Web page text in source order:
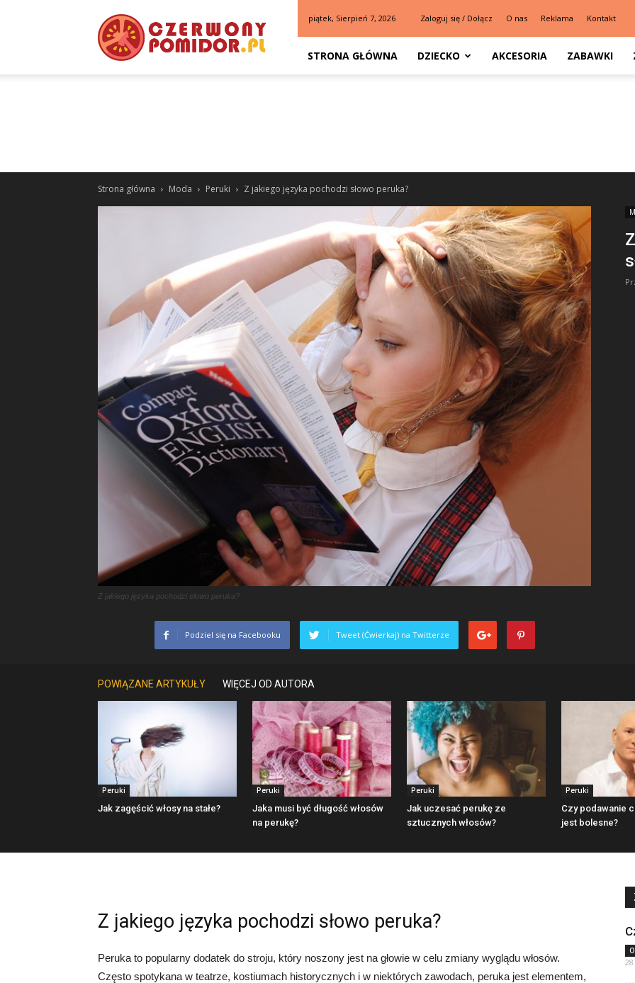
piątek, Sierpień 7, 2026 Zaloguj się / Dołącz O nas Reklama Kontakt
STRONA GŁÓWNA DZIECKO AKCESORIA ZABAWKI
Strona główna Moda Peruki Z jakiego języka pochodzi słowo peruka?
Z jakiego języka pochodzi słowo peruka?
Podziel się na Facebooku Tweet (Ćwierkaj) na Twitterze
POWIĄZANE ARTYKUŁY WIĘCEJ OD AUTORA
Peruki
Jak zagęścić włosy na stałe?
Peruki
Jaka musi być długość włosów
na perukę?
Peruki
Jak uczesać perukę ze
sztucznych włosów?
Peruki
Czy podawanie
jest bolesne?
Z jakiego języka pochodzi słowo peruka?
Peruka to popularny dodatek do stroju, który noszony jest na głowie w celu zmiany wyglądu włosów.
Często spotykana w teatrze, kostiumach historycznych i w niektórych zawodach, peruka jest elementem,